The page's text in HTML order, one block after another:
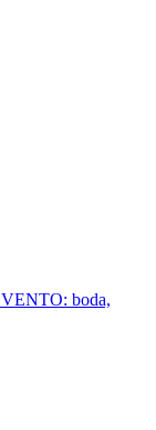
boda,